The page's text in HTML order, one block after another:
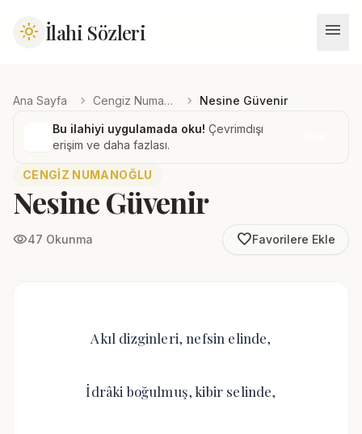
light_mode İlahi Sözleri menu
Ana Sayfa chevron_right Cengiz Numanoğlu chevron_right Nesine Güvenir
Bu ilahiyi uygulamada oku! Çevrimdışı
erişim ve daha fazlası.
CENGIZ NUMANOĞLU
Nesine Güvenir
visibility47 Okunma favorite_borderFavorilere Ekle
Akıl dizginleri, nefsin elinde,
İdrâki boğulmuş, kibir selinde,